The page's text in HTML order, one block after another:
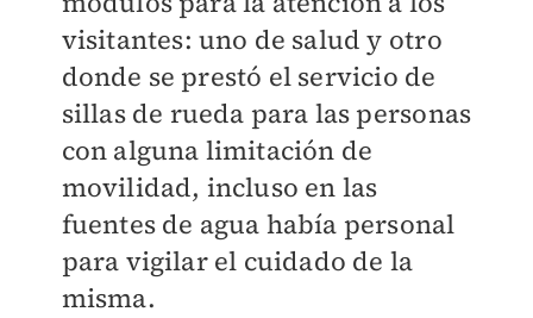
visitantes: uno de salud y otro
donde se prestó el servicio de
sillas de rueda para las personas
con alguna limitación de
movilidad, incluso en las
fuentes de agua había personal
para vigilar el cuidado de la
misma.